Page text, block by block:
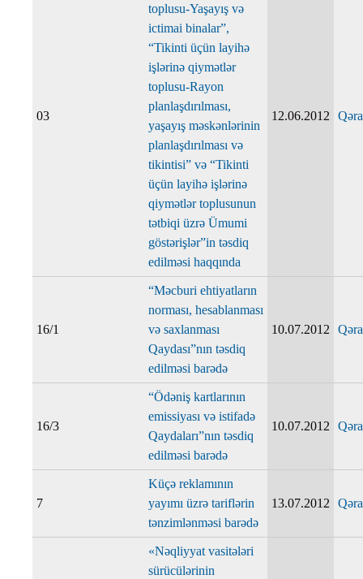
03
toplusu-Yaşayış və
ictimai binalar”,
“Tikinti üçün layihə
işlərinə qiymətlər
toplusu-Rayon
planlaşdırılması,
yaşayış məskənlərinin
planlaşdırılması və
tikintisi” və “Tikinti
üçün layihə işlərinə
qiymətlər toplusunun
tətbiqi üzrə Ümumi
göstərişlər”in təsdiq
edilməsi haqqında
12.06.2012
16/1
“Məcburi ehtiyatların
norması, hesablanması
və saxlanması
Qaydası”nın təsdiq
edilməsi barədə
10.07.2012
16/3
“Ödəniş kartlarının
emissiyası və istifadə
Qaydaları”nın təsdiq
edilməsi barədə
10.07.2012
7
Küçə reklamının
yayımı üzrə tariflərin
tənzimlənməsi barədə
13.07.2012
«Nəqliyyat vasitələri
sürücülərinin